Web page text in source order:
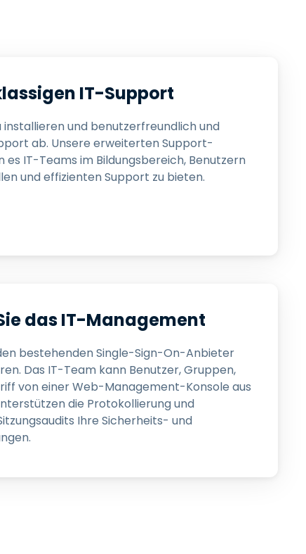
IT-Support
und benutzerfreundlich und
ab. Unsere erweiterten Support-
es IT-Teams im Bildungsbereich, Benutzern
und effizienten Support zu bieten.
das IT-Management
bestehenden Single-Sign-On-Anbieter
Das IT-Team kann Benutzer, Gruppen,
von einer Web-Management-Konsole aus
die Protokollierung und
Ihre Sicherheits- und